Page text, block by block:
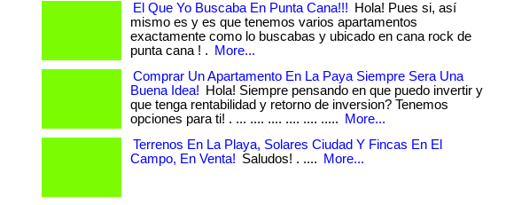
El Que Yo Buscaba En Punta Cana!!!
Hola! Pues si, así
mismo es y es que tenemos varios apartamentos
exactamente como lo buscabas y ubicado en cana rock de
punta cana ! .
More...
Comprar Un Apartamento En La Paya Siempre Sera Una
Buena Idea!
Hola! Siempre pensando en que puedo invertir y
que tenga rentabilidad y retorno de inversion? Tenemos
opciones para ti! . ... .... .... .... .... .....
More...
Terrenos En La Playa, Solares Ciudad Y Fincas En El
Campo, En Venta! Saludos! . .... More...